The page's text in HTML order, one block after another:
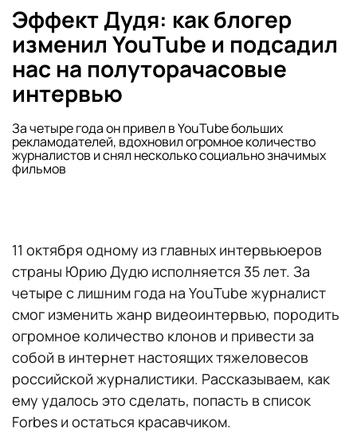
Эффект Дудя: как блогер
изменил YouTube и подсадил
нас на полуторачасовые
интервью
За четыре года он привел в YouTube больших
рекламодателей, вдохновил огромное количество
журналистов и снял несколько социально значимых
фильмов
11 октября одному из главных интервьюеров
страны Юрию Дудю исполняется 35 лет. За
четыре с лишним года на YouTube журналист
смог изменить жанр видеоинтервью, породить
огромное количество клонов и привести за
собой в интернет настоящих тяжеловесов
российской журналистики. Рассказываем, как
ему удалось это сделать, попасть в список
Forbes и остаться красавчиком.